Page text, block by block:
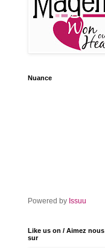
Nuance
Powered by Issuu
Like us on / Aimez nous
sur